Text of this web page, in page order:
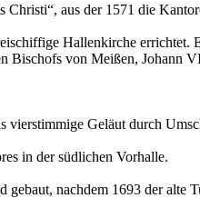
aus der 1571 die
Hallenkirche errichtet.
Bischofs von Meißen, Johann
Geläut durch
in der südlichen Vorhalle.
nachdem 1693 der alte